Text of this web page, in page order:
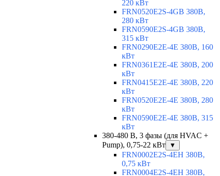
220 кВт
FRN0520E2S-4GB 380В,
280 кВт
FRN0590E2S-4GB 380В,
315 кВт
FRN0290E2E-4E 380В, 160
кВт
FRN0361E2E-4E 380В, 200
кВт
FRN0415E2E-4E 380В, 220
кВт
FRN0520E2E-4E 380В, 280
кВт
FRN0590E2E-4E 380В, 315
кВт
380-480 В, 3 фазы (для HVAC +
Pump), 0,75-22 кВт
▼
FRN0002E2S-4EH 380В,
0,75 кВт
FRN0004E2S-4EH 380В,